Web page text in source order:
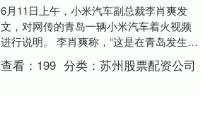
6月11日上午，小米汽车副总裁李肖爽发
文，对网传的青岛一辆小米汽车着火视频
进行说明。 李肖爽称，“这是在青岛发生的
一起普通交通事故，系自车在正常直行过
程中，与旁....
查看： 199 分类：苏州股票配资公司